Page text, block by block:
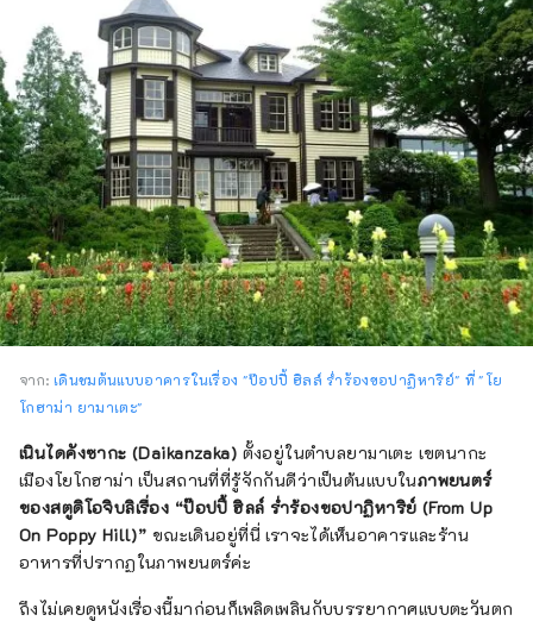
จาก: เดินชมต้นแบบอาคารในเรื่อง "ป๊อปปี้ ฮิลล์ ร่ำร้องขอปาฏิหาริย์" ที่ "โย
โกฮาม่า ยามาเตะ"
เนินไดคังซากะ (Daikanzaka) ตั้งอยู่ในตำบลยามาเตะ เขตนากะ
เมืองโยโกฮาม่า เป็นสถานที่ที่รู้จักกันดีว่าเป็นต้นแบบในภาพยนตร์
ของสตูดิโอจิบลิเรื่อง “ป๊อปปี้ ฮิลล์ ร่ำร้องขอปาฏิหาริย์ (From Up
On Poppy Hill)” ขณะเดินอยู่ที่นี่ เราจะได้เห็นอาคารและร้าน
อาหารที่ปรากฏในภาพยนตร์ค่ะ
ถึงไม่เคยดูหนังเรื่องนี้มาก่อนก็เพลิดเพลินกับบรรยากาศแบบตะวันตก